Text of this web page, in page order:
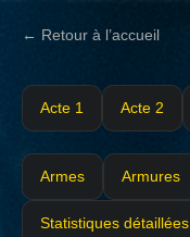
← Retour à l’accueil
Acte 1 Acte 2
Armes Armures
Statistiques détaillées